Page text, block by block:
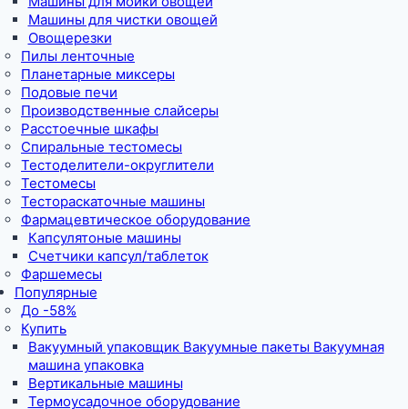
Машины для чистки овощей
Овощерезки
Пилы ленточные
Планетарные миксеры
Подовые печи
Производственные слайсеры
Расстоечные шкафы
Спиральные тестомесы
Тестоделители-округлители
Тестомесы
Тестораскаточные машины
Фармацевтическое оборудование
Капсулятоные машины
Счетчики капсул/таблеток
Фаршемесы
Популярные
До -58%
Купить
Вакуумный упаковщик Вакуумные пакеты Вакуумная
машина упаковка
Вертикальные машины
Термоусадочное оборудование